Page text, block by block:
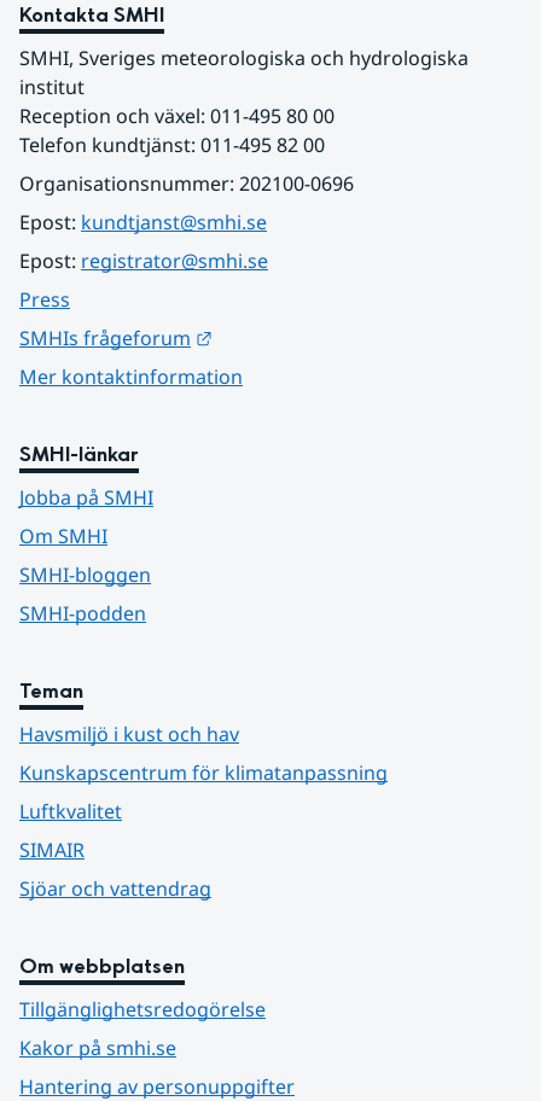
Kontakta SMHI
SMHI, Sveriges meteorologiska och hydrologiska
institut
Reception och växel: 011-495 80 00
Telefon kundtjänst: 011-495 82 00
Organisationsnummer: 202100-0696
Epost: kundtjanst@smhi.se
Epost: registrator@smhi.se
Press
SMHIs frågeforum
Mer kontaktinformation
SMHI-länkar
Jobba på SMHI
Om SMHI
SMHI-bloggen
SMHI-podden
Teman
Havsmiljö i kust och hav
Kunskapscentrum för klimatanpassning
Luftkvalitet
SIMAIR
Sjöar och vattendrag
Om webbplatsen
Tillgänglighetsredogörelse
Kakor på smhi.se
Hantering av personuppgifter